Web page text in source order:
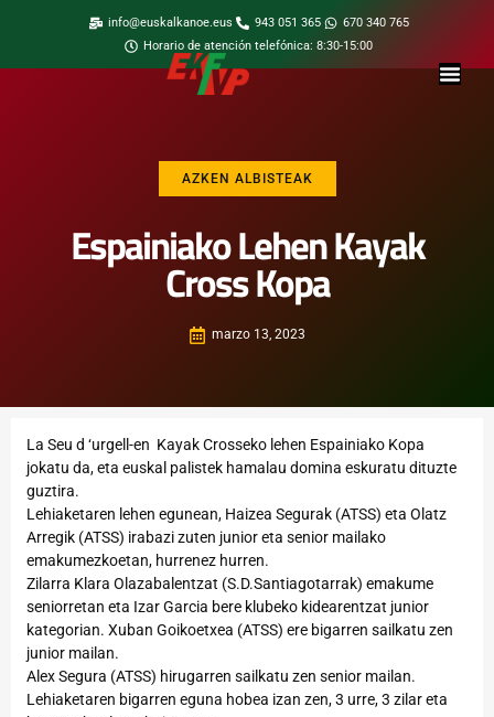
info@euskalkanoe.eus 943 051 365
670 340 765
Horario de atención telefónica: 8:30-15:00
AZKEN ALBISTEAK
Espainiako Lehen Kayak
Cross Kopa
marzo 13, 2023
La Seu d ‘urgell-en Kayak Crosseko lehen Espainiako Kopa
jokatu da, eta euskal palistek hamalau domina eskuratu dituzte
guztira.
Lehiaketaren lehen egunean, Haizea Segurak (ATSS) eta Olatz
Arregik (ATSS) irabazi zuten junior eta senior mailako
emakumezkoetan, hurrenez hurren.
Zilarra Klara Olazabalentzat (S.D.Santiagotarrak) emakume
seniorretan eta Izar Garcia bere klubeko kidearentzat junior
kategorian. Xuban Goikoetxea (ATSS) ere bigarren sailkatu zen
junior mailan.
Alex Segura (ATSS) hirugarren sailkatu zen senior mailan.
Lehiaketaren bigarren eguna hobea izan zen, 3 urre, 3 zilar eta